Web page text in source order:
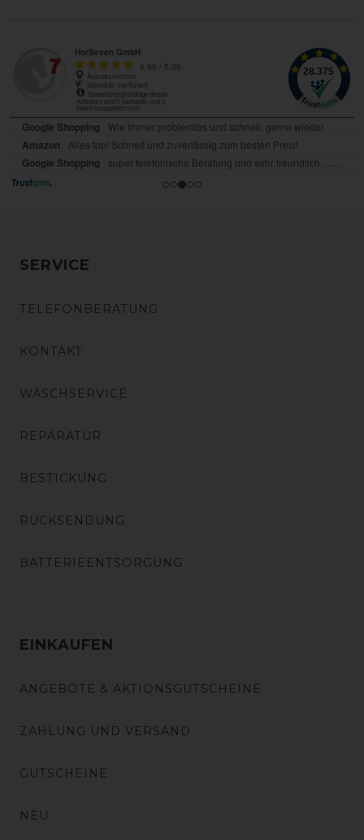
SERVICE
TELEFONBERATUNG
KONTAKT
WASCHSERVICE
REPARATUR
BESTICKUNG
RÜCKSENDUNG
BATTERIEENTSORGUNG
EINKAUFEN
ANGEBOTE & AKTIONSGUTSCHEINE
ZAHLUNG UND VERSAND
GUTSCHEINE
NEU